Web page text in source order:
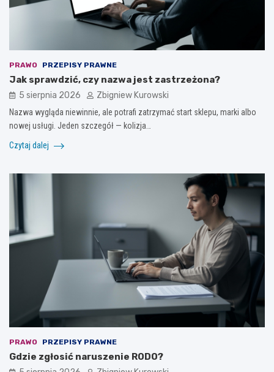
PRAWO PRZEPISY PRAWNE
Jak sprawdzić, czy nazwa jest zastrzeżona?
5 sierpnia 2026 Zbigniew Kurowski
Nazwa wygląda niewinnie, ale potrafi zatrzymać start sklepu, marki albo
nowej usługi. Jeden szczegół — kolizja…
Czytaj dalej
PRAWO PRZEPISY PRAWNE
Gdzie zgłosić naruszenie RODO?